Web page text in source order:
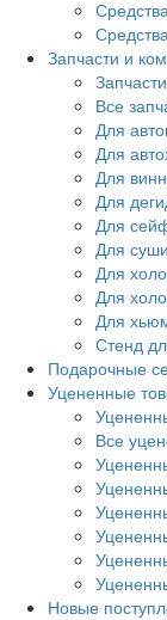
Запчасти и
Все
Для
Для
Для
Для
Для
Для
Для
Для
Для
Стенд
Подарочные
Уцененные
Все
Новые